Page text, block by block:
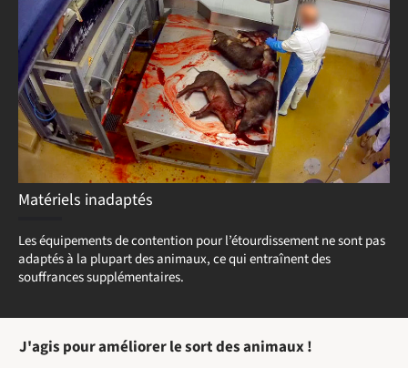
Matériels inadaptés
Les équipements de contention pour l’étourdissement ne sont pas
adaptés à la plupart des animaux, ce qui entraînent des
souffrances supplémentaires.
J'agis pour améliorer le sort des animaux !